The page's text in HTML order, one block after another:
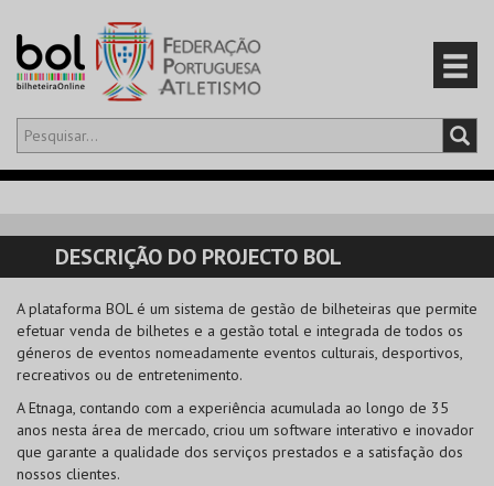
Olá,iniciar sessão
CARRINHO
EVENTOS
CARTÕES
PRODUTOS
DESCRIÇÃO DO PROJECTO BOL
A plataforma BOL é um sistema de gestão de bilheteiras que permite
efetuar venda de bilhetes e a gestão total e integrada de todos os
géneros de eventos nomeadamente eventos culturais, desportivos,
recreativos ou de entretenimento.
A Etnaga, contando com a experiência acumulada ao longo de 35
anos nesta área de mercado, criou um software interativo e inovador
que garante a qualidade dos serviços prestados e a satisfação dos
nossos clientes.